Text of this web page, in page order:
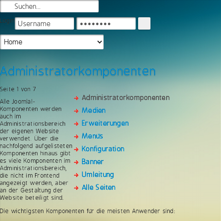
Login
Administratorkomponenten
Administratorkomponenten
Medien
Erweiterungen
Menüs
Konfiguration
Banner
Umleitung
Alle Seiten
Seite 1 von 7
Alle Joomla!-
Komponenten werden
auch im
Administrationsbereich
der eigenen Website
verwendet. Über die
nachfolgend aufgelisteten
Komponenten hinaus gibt
es viele Komponenten im
Administrationsbereich,
die nicht im Frontend
angezeigt werden, aber
an der Gestaltung der
Website beteiligt sind.
Die wichtigsten Komponenten für die meisten Anwender sind: